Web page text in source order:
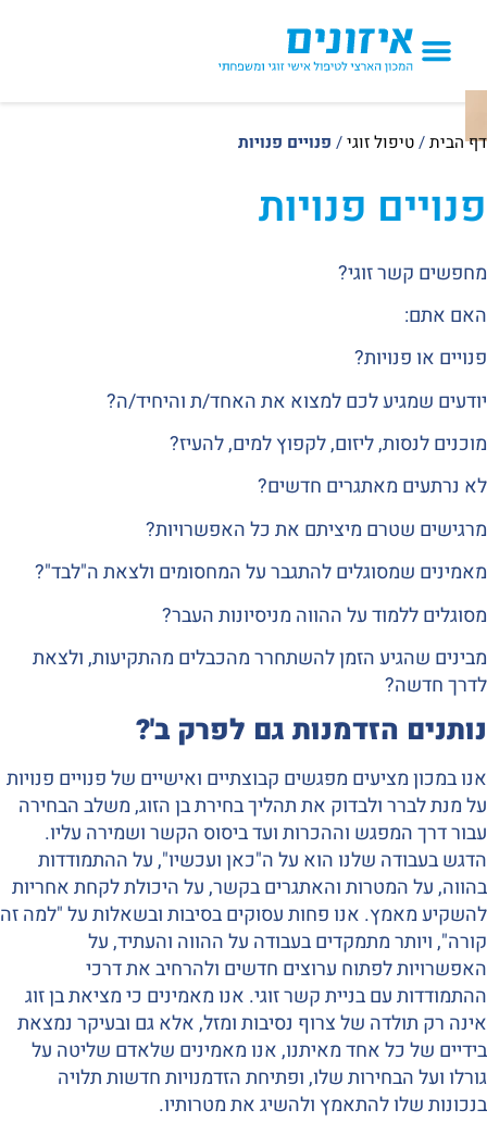
דף הבית/טיפול זוגי/ פנויים פנויות
פנויים פנויות
מחפשים קשר זוגי?
האם אתם:
פנויים או פנויות?
יודעים שמגיע לכם למצוא את האחד/ת והיחיד/ה?
מוכנים לנסות, ליזום, לקפוץ למים, להעיז?
לא נרתעים מאתגרים חדשים?
מרגישים שטרם מיציתם את כל האפשרויות?
מאמינים שמסוגלים להתגבר על המחסומים ולצאת ה"לבד"?
מסוגלים ללמוד על ההווה מניסיונות העבר?
מבינים שהגיע הזמן להשתחרר מהכבלים מהתקיעות, ולצאת
לדרך חדשה?
נותנים הזדמנות גם לפרק ב'?
אנו במכון מציעים מפגשים קבוצתיים ואישיים של פנויים פנויות
על מנת לברר ולבדוק את תהליך בחירת בן הזוג, משלב הבחירה
עבור דרך המפגש וההכרות ועד ביסוס הקשר ושמירה עליו.
הדגש בעבודה שלנו הוא על ה"כאן ועכשיו", על ההתמודדות
בהווה, על המטרות והאתגרים בקשר, על היכולת לקחת אחריות
להשקיע מאמץ. אנו פחות עסוקים בסיבות ובשאלות על "למה זה
קורה", ויותר מתמקדים בעבודה על ההווה והעתיד, על
האפשרויות לפתוח ערוצים חדשים ולהרחיב את דרכי
ההתמודדות עם בניית קשר זוגי. אנו מאמינים כי מציאת בן זוג
אינה רק תולדה של צרוף נסיבות ומזל, אלא גם ובעיקר נמצאת
בידיים של כל אחד מאיתנו, אנו מאמינים שלאדם שליטה על
גורלו ועל הבחירות שלו, ופתיחת הזדמנויות חדשות תלויה
בנכונות שלו להתאמץ ולהשיג את מטרותיו.